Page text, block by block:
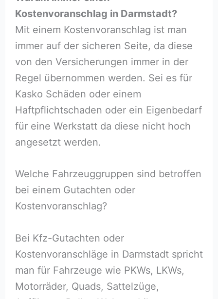
Kostenvoranschlag in Darmstadt?
Mit einem Kostenvoranschlag ist man
immer auf der sicheren Seite, da diese
von den Versicherungen immer in der
Regel übernommen werden. Sei es für
Kasko Schäden oder einem
Haftpflichtschaden oder ein Eigenbedarf
für eine Werkstatt da diese nicht hoch
angesetzt werden.
Welche Fahrzeuggruppen sind betroffen
bei einem Gutachten oder
Kostenvoranschlag?
Bei Kfz-Gutachten oder
Kostenvoranschläge in Darmstadt spricht
man für Fahrzeuge wie PKWs, LKWs,
Motorräder, Quads, Sattelzüge,